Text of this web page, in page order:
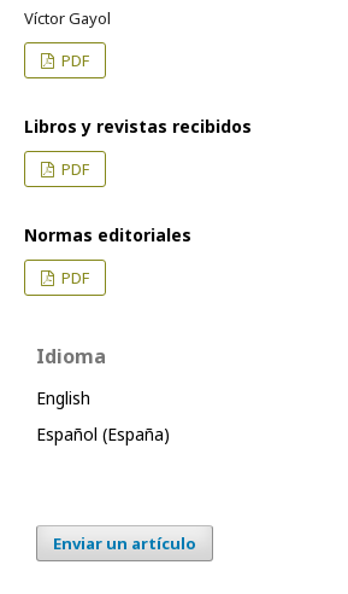
Víctor Gayol
PDF
Libros y revistas recibidos
PDF
Normas editoriales
PDF
Idioma
English
Español (España)
Enviar un artículo